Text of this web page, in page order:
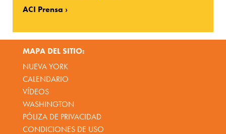
ACI Prensa
MAPA DEL SITIO:
NUEVA YORK
CALENDARIO
VÍDEOS
WASHINGTON
PÓLIZA DE PRIVACIDAD
CONDICIONES DE USO